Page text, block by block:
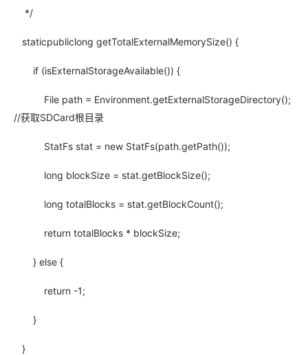
*/
staticpubliclong getTotalExternalMemorySize() {
if (isExternalStorageAvailable()) {
File path = Environment.getExternalStorageDirectory();
//获取SDCard根目录
StatFs stat = new StatFs(path.getPath());
long blockSize = stat.getBlockSize();
long totalBlocks = stat.getBlockCount();
return totalBlocks * blockSize;
} else {
return -1;
}
}